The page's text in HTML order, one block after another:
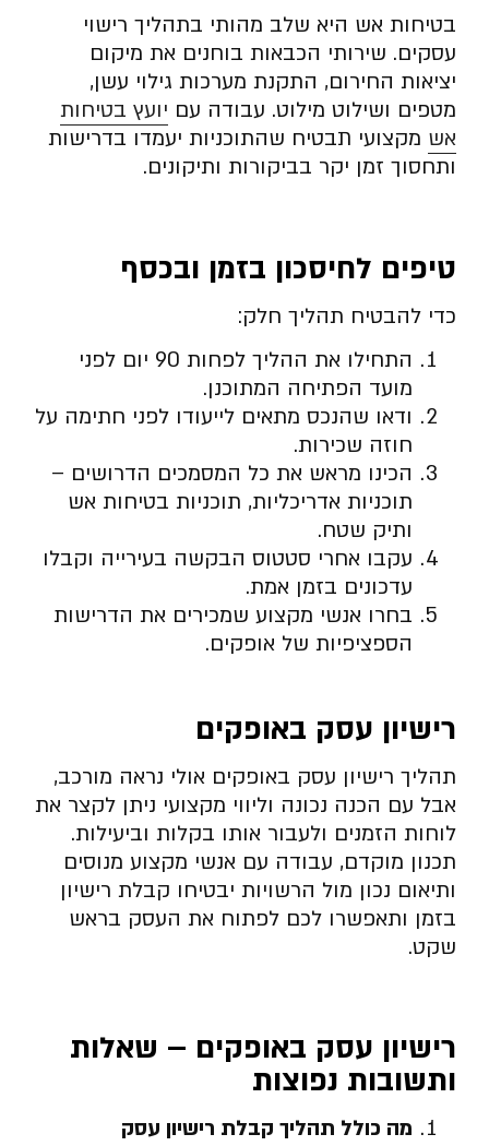
בטיחות אש היא שלב מהותי בתהליך רישוי
עסקים. שירותי הכבאות בוחנים את מיקום
יציאות החירום, התקנת מערכות גילוי עשן,
מטפים ושילוט מילוט. עבודה עם יועץ בטיחות
אש מקצועי תבטיח שהתוכניות יעמדו בדרישות
ותחסוך זמן יקר בביקורות ותיקונים.
טיפים לחיסכון בזמן ובכסף
כדי להבטיח תהליך חלק:
התחילו את ההליך לפחות 90 יום לפני
מועד הפתיחה המתוכנן.
ודאו שהנכס מתאים לייעודו לפני חתימה על
חוזה שכירות.
הכינו מראש את כל המסמכים הדרושים –
תוכניות אדריכליות, תוכניות בטיחות אש
ותיק שטח.
עקבו אחרי סטטוס הבקשה בעירייה וקבלו
עדכונים בזמן אמת.
בחרו אנשי מקצוע שמכירים את הדרישות
הספציפיות של אופקים.
רישיון עסק באופקים
תהליך רישיון עסק באופקים אולי נראה מורכב,
אבל עם הכנה נכונה וליווי מקצועי ניתן לקצר את
לוחות הזמנים ולעבור אותו בקלות וביעילות.
תכנון מוקדם, עבודה עם אנשי מקצוע מנוסים
ותיאום נכון מול הרשויות יבטיחו קבלת רישיון
בזמן ותאפשרו לכם לפתוח את העסק בראש
שקט.
רישיון עסק באופקים – שאלות
ותשובות נפוצות
מה כולל תהליך קבלת רישיון עסק